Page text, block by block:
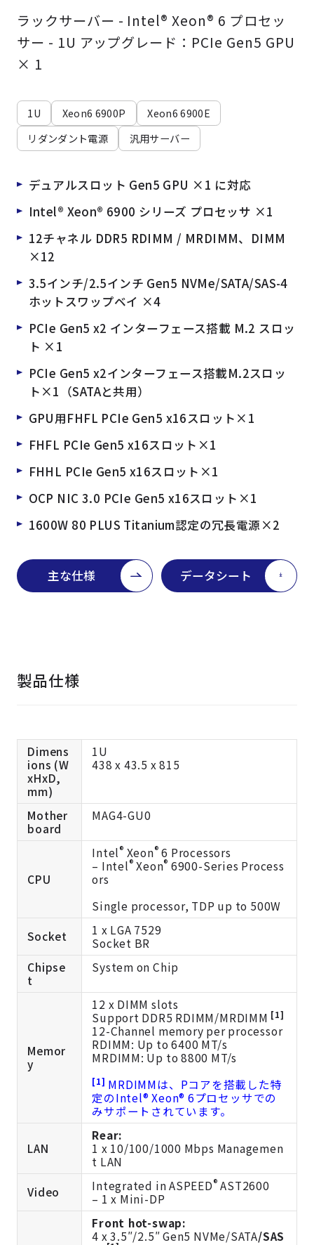
ラックサーバー - Intel® Xeon® 6 プロセッ
サー - 1U アップグレード：PCIe Gen5 GPU
× 1
1U Xeon6 6900P
Xeon6 6900E
リダンダント電源
汎用サーバー
デュアルスロット Gen5 GPU ×1 に対応
Intel® Xeon® 6900 シリーズ プロセッサ ×1
12チャネル DDR5 RDIMM / MRDIMM、DIMM
×12
3.5インチ/2.5インチ Gen5 NVMe/SATA/SAS-4
ホットスワップベイ ×4
PCIe Gen5 x2 インターフェース搭載 M.2 スロッ
ト ×1
PCIe Gen5 x2インターフェース搭載M.2スロッ
ト×1（SATAと共用）
GPU用FHFL PCIe Gen5 x16スロット×1
FHFL PCIe Gen5 x16スロット×1
FHHL PCIe Gen5 x16スロット×1
OCP NIC 3.0 PCIe Gen5 x16スロット×1
1600W 80 PLUS Titanium認定の冗長電源×2
主な仕様 データシート
製品仕様
Dimens
ions (W
xHxD,
mm)
1U
438 x 43.5 x 815
Mother
board
MAG4-GU0
CPU
Intel® Xeon® 6 Processors
– Intel® Xeon® 6900-Series Process
ors
Single processor, TDP up to 500W
Socket
1 x LGA 7529
Socket BR
Chipse
t
System on Chip
Memor
y
12 x DIMM slots
Support DDR5 RDIMM/MRDIMM [1]
12-Channel memory per processor
RDIMM: Up to 6400 MT/s
MRDIMM: Up to 8800 MT/s
[1] MRDIMMは、Pコアを搭載した特
定のIntel® Xeon® 6プロセッサでの
みサポートされています。
LAN
Rear:
1 x 10/100/1000 Mbps Managemen
t LAN
Video
Integrated in ASPEED® AST2600
– 1 x Mini-DP
Front hot-swap:
4 x 3.5″/2.5″ Gen5 NVMe/SATA/SAS